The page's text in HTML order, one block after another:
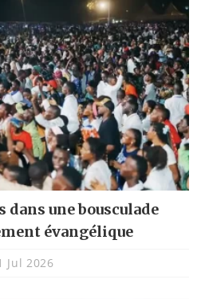
une bousculade
évangélique
Jul 2026